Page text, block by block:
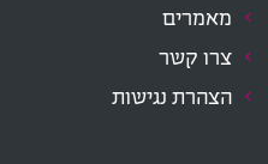
מאמרים
צרו קשר
הצהרת נגישות